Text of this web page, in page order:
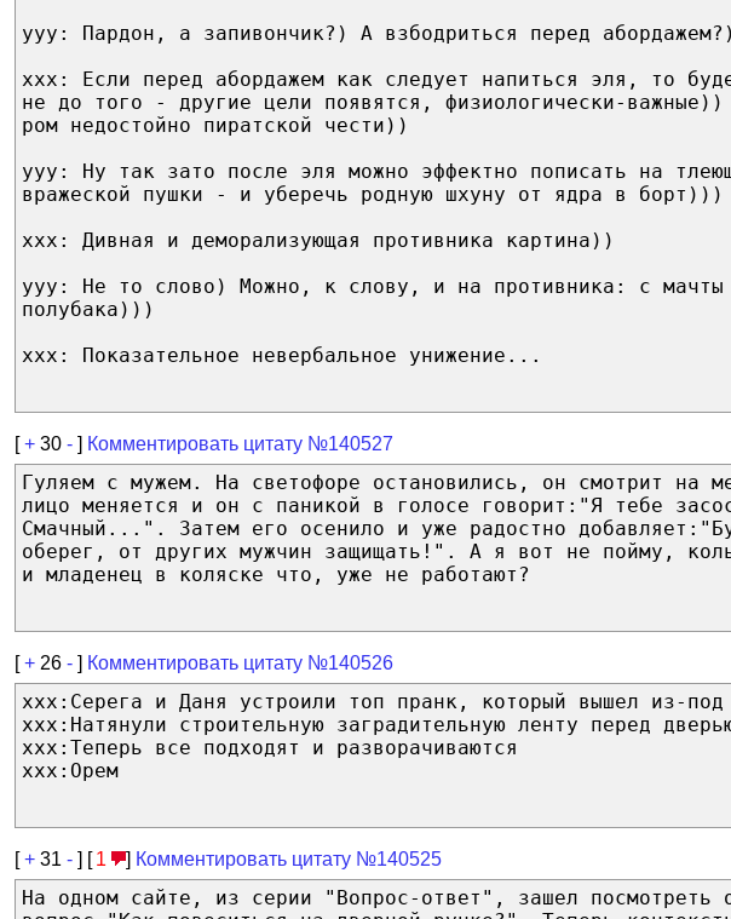
yyy: Пардон, а запивончик?) А взбодриться перед абордажем?)
xxx: Если перед абордажем как следует напиться эля, то
не до того - другие цели появятся, физиологически-
ром недостойно пиратской чести))
yyy: Ну так зато после эля можно эффектно пописать на
вражеской пушки - и уберечь родную шхуну от ядра в борт)))
xxx: Дивная и деморализующая противника картина))
yyy: Не то слово) Можно, к слову, и на противника: с мачты
полубака)))
xxx: Показательное невербальное унижение...
[+ 30 - ] Комментировать цитату №140527
Гуляем с мужем. На светофоре остановились, он смотрит на
лицо меняется и он с паникой в голосе говорит:"Я тебе
Смачный...". Затем его осенило и уже радостно
оберег, от других мужчин защищать!". А я вот не пойму,
и младенец в коляске что, уже не работают?
[+ 26 - ] Комментировать цитату №140526
xxx:Серега и Даня устроили топ пранк, который вышел из-под
xxx:Натянули строительную заградительную ленту перед
xxx:Теперь все подходят и разворачиваются
xxx:Орем
[+ 31 - ] [ 1 ] Комментировать цитату №140525
На одном сайте, из серии "Вопрос-ответ", зашел посмотреть